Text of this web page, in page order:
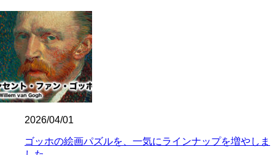
2026/04/01
ゴッホの絵画パズルを、一気にラインナップを増やしま